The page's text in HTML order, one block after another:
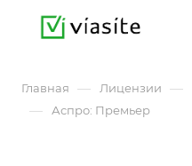
Главная — Лицензии —
— Аспро: Премьер